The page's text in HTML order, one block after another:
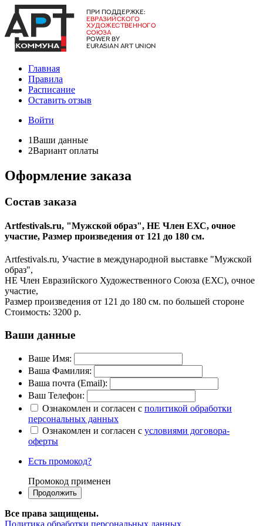
Главная
Правила
Расписание
Оставить отзыв
Войти
1Ваши данные
2Вариант оплаты
Оформление заказа
Состав заказа
Artfestivals.ru, "Мужской образ", НЕ Член ЕХС, очное
участие, Размер произведения от 121 до 180 см.
Artfestivals.ru, Участие в международной выставке "Мужской
образ",
НЕ Член Евразийского Художественного Союза (ЕХС), очное
участие,
Размер произведения от 121 до 180 см. по большей стороне
Стоимость: 3200 р.
Ваши данные
Ваше Имя:
Ваша Фамилия:
Ваша почта (Email):
Ваш Телефон:
Ознакомлен и согласен с политикой обработки
персональных данных
Ознакомлен и согласен с условиями договора-
оферты
Есть промокод?
Промокод применен
Все права защищены.
Политика обработки персональных данных